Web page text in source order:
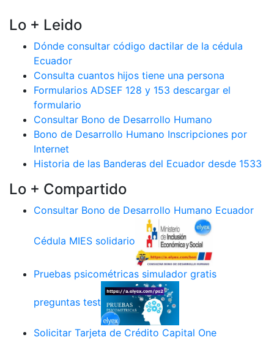
Lo + Leido
Dónde consultar código dactilar de la cédula
Ecuador
Consulta cuantos hijos tiene una persona
Formularios ADSEF 128 y 153 descargar el
formulario
Consultar Bono de Desarrollo Humano
Bono de Desarrollo Humano Inscripciones por
Internet
Historia de las Banderas del Ecuador desde 1533
Lo + Compartido
Consultar Bono de Desarrollo Humano Ecuador
Cédula MIES solidario
Pruebas psicométricas simulador gratis
preguntas test
Solicitar Tarjeta de Crédito Capital One